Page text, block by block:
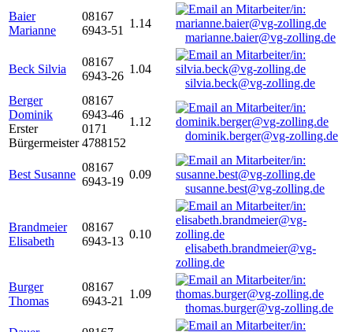
Baier
Marianne
08167
6943-51
1.14
marianne.baier@vg-zolling.de
Beck Silvia
08167
6943-26
1.04
silvia.beck@vg-zolling.de
Berger
Dominik
Erster
Bürgermeister
08167
6943-46
0171
4788152
1.12
dominik.berger@vg-zolling.de
Best Susanne
08167
6943-19
0.09
susanne.best@vg-zolling.de
Brandmeier
Elisabeth
08167
6943-13
0.10
elisabeth.brandmeier@vg-
zolling.de
Burger
Thomas
08167
6943-21
1.09
thomas.burger@vg-zolling.de